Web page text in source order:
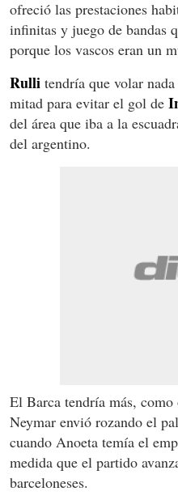
ofreció las prestaciones
infinitas y juego de bandas
porque los vascos eran un
Rulli tendría que volar
mitad para evitar el gol de
del área que iba a la
del argentino.
El Barca tendría más,
Neymar envió rozando el
cuando Anoeta temía el
medida que el partido
barceloneses.